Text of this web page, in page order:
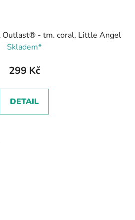
Outlast® - tm. coral, Little Angel
Skladem*
299 Kč
DETAIL